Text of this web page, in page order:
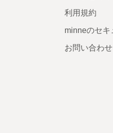
利用規約
minneのセキ
お問い合わせ